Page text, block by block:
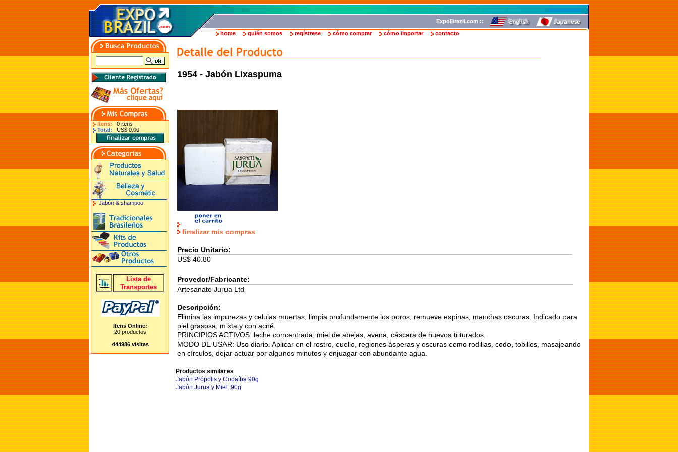
ExpoBrazil.com ::
home quién somos regístrese cómo comprar cómo importar contacto
Itens:
0 itens
Total:
US$ 0.00
Jabón & shampoo
Lista de
Transportes
Itens Online:
20 productos
444986 visitas
1954 - Jabón Lixaspuma
finalizar mis compras
Precio Unitario:
US$ 40.80
Provedor/Fabricante:
Artesanato Jurua Ltd
Descripción:
Elimina las impurezas y celulas muertas, limpia profundamente los poros, remueve espinas, manchas oscuras. Indicado para
piel grasosa, mixta y con acné.
PRINCIPIOS ACTIVOS: leche concentrada, miel de abejas, avena, cáscara de huevos triturados.
MODO DE USAR: Uso diario. Aplicar en el rostro, cuello, regiones ásperas y oscuras como rodillas, codo, tobillos, masajeando
en círculos, dejar actuar por algunos minutos y enjuagar con abundante agua.
Productos similares
Jabón Própolis y Copaíba 90g
Jabón Jurua y Miel ,90g